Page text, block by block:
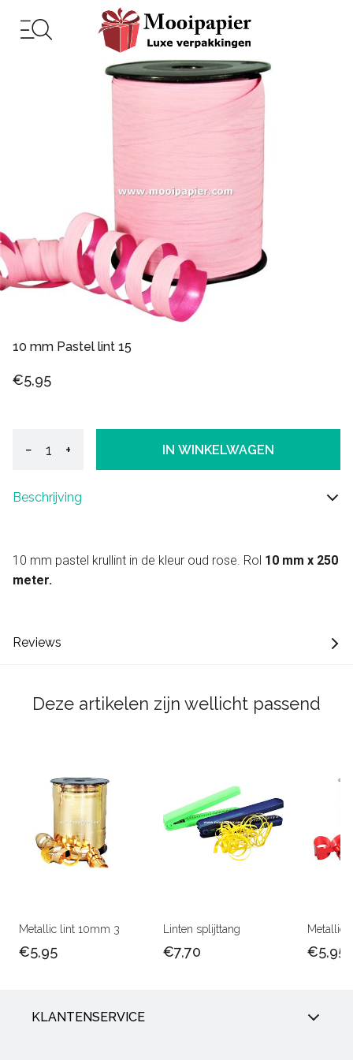
10 mm Pastel lint 15
€5,95
− + IN WINKELWAGEN
Beschrijving
10 mm pastel krullint in de kleur oud rose. Rol 10 mm x 250
meter.
Reviews
Deze artikelen zijn wellicht passend
Metallic lint 10mm 3
€5,95
Linten splijttang
€7,70
Metallic
€5,95
KLANTENSERVICE